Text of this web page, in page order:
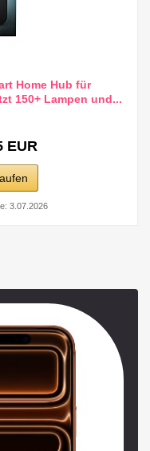
Home Hub für
150+ Lampen und...
EUR
3.07.2026